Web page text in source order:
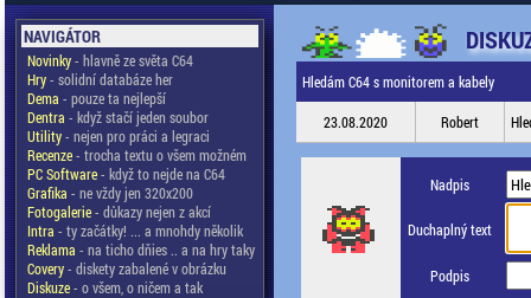
NAVIGÁTOR
Novinky- hlavně ze světa C64
Hry- solidní databáze her
Dema - pouze ta nejlepší
Dentra - když stačí jeden soubor
Utility- nejen pro práci a legraci
Recenze- trocha textu o všem možném
PC Software- když to nejde na C64
Grafika - ne vždy jen 320x200
Fotogalerie- důkazy nejen z akcí
Intra - ty začátky! ... a mnohdy několik
Reklama - na ticho dňies .. a na hry taky
Covery- diskety zabalené v obrázku
Diskuze- o všem, o ničem a tak
Hledám C64 s monitorem a kabely
23.08.2020 Robert
Nadpis
Duchaplný text
Podpis